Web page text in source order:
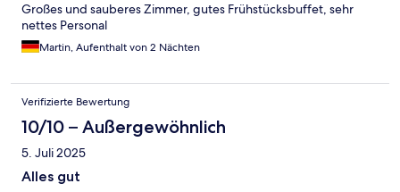
Großes und sauberes Zimmer, gutes Frühstücksbuffet, sehr
nettes Personal
Martin, Aufenthalt von 2 Nächten
Verifizierte Bewertung
10/10 – Außergewöhnlich
5. Juli 2025
Alles gut